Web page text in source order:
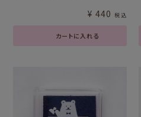
カートに入れる
¥ 440 税込